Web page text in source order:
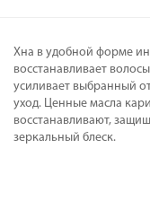
Хна в удобной форме
восстанавливает
усиливает выбранный
уход. Ценные масла
восстанавливают,
зеркальный блеск.